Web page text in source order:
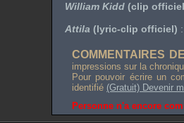
William Kidd (clip
Attila (lyric-clip officiel) :
COMMENTAIRES
impressions sur la
Pour pouvoir écrire un
identifié (Gratuit) Devenir
Personne n'a encore